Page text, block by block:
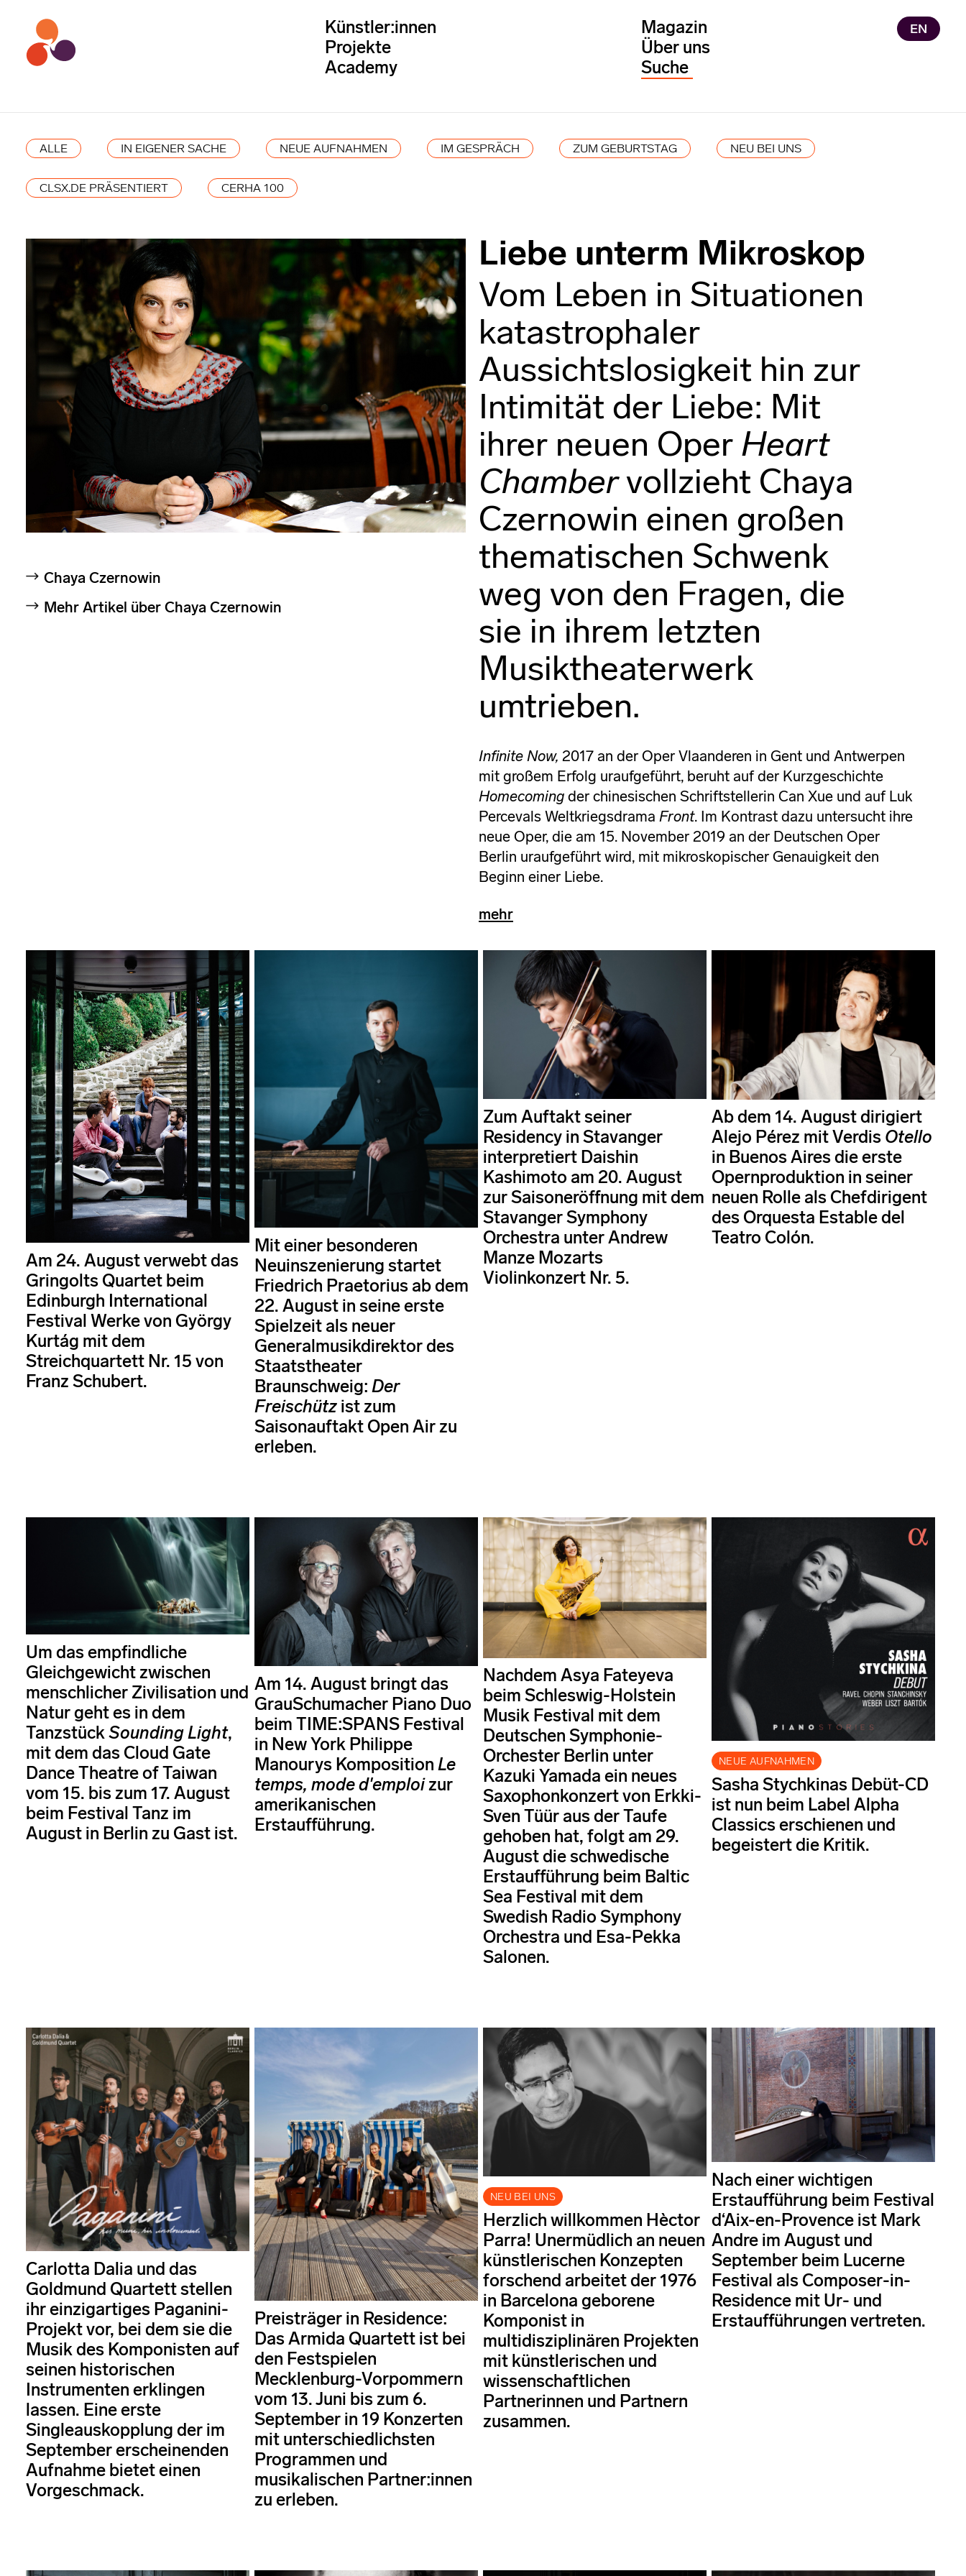
Künstler:innen
Projekte
Academy
Magazin
Über uns
EN
ALLE IN EIGENER SACHE NEUE AUFNAHMEN IM GESPRÄCH ZUM GEBURTSTAG NEU BEI UNS
CLSX.DE PRÄSENTIERT CERHA 100
Chaya Czernowin
Mehr Artikel über Chaya Czernowin
Liebe unterm Mikroskop
Vom Leben in Situationen
katastrophaler
Aussichtslosigkeit hin zur
Intimität der Liebe: Mit
ihrer neuen Oper Heart
Chambervollzieht Chaya
Czernowin einen großen
thematischen Schwenk
weg von den Fragen, die
sie in ihrem letzten
Musiktheaterwerk
umtrieben.
Infinite Now, 2017 an der Oper Vlaanderen in Gent und Antwerpen
mit großem Erfolg uraufgeführt, beruht auf der Kurzgeschichte
Homecoming der chinesischen Schriftstellerin Can Xue und auf Luk
Percevals Weltkriegsdrama Front. Im Kontrast dazu untersucht ihre
neue Oper, die am 15. November 2019 an der Deutschen Oper
Berlin uraufgeführt wird, mit mikroskopischer Genauigkeit den
Beginn einer Liebe.
mehr
Am 24. August verwebt das
Gringolts Quartet beim
Edinburgh International
Festival Werke von György
Kurtág mit dem
Streichquartett Nr. 15 von
Franz Schubert.
Mit einer besonderen
Neuinszenierung startet
Friedrich Praetorius ab dem
22. August in seine erste
Spielzeit als neuer
Generalmusikdirektor des
Staatstheater
Braunschweig: Der
Freischütz ist zum
Saisonauftakt Open Air zu
erleben.
Zum Auftakt seiner
Residency in Stavanger
interpretiert Daishin
Kashimoto am 20. August
zur Saisoneröffnung mit dem
Stavanger Symphony
Orchestra unter Andrew
Manze Mozarts
Violinkonzert Nr. 5.
Ab dem 14. August dirigiert
Alejo Pérez mit Verdis Otello
in Buenos Aires die erste
Opernproduktion in seiner
neuen Rolle als Chefdirigent
des Orquesta Estable del
Teatro Colón.
Um das empfindliche
Gleichgewicht zwischen
menschlicher Zivilisation und
Natur geht es in dem
TanzstückSounding Light,
mit dem das Cloud Gate
Dance Theatre of Taiwan
vom 15. bis zum 17. August
beim Festival Tanz im
August in Berlin zu Gast ist.
Am 14. August bringt das
GrauSchumacher Piano Duo
beim TIME:SPANS Festival
in New York Philippe
Manourys Komposition Le
temps, mode d'emploizur
amerikanischen
Erstaufführung.
Nachdem Asya Fateyeva
beim Schleswig-Holstein
Musik Festival mit dem
Deutschen Symphonie-
Orchester Berlin unter
Kazuki Yamada ein neues
Saxophonkonzert von Erkki-
Sven Tüür aus der Taufe
gehoben hat, folgt am 29.
August die schwedische
Erstaufführung beim Baltic
Sea Festival mit dem
Swedish Radio Symphony
Orchestra und Esa-Pekka
Salonen.
NEUE AUFNAHMEN
Sasha Stychkinas Debüt-CD
ist nun beim Label Alpha
Classics erschienen und
begeistert die Kritik.
Carlotta Dalia und das
Goldmund Quartett stellen
ihr einzigartiges Paganini-
Projekt vor, bei dem sie die
Musik des Komponisten auf
seinen historischen
Instrumenten erklingen
lassen. Eine erste
Singleauskopplung der im
September erscheinenden
Aufnahme bietet einen
Vorgeschmack.
Preisträger in Residence:
Das Armida Quartett ist bei
den Festspielen
Mecklenburg-Vorpommern
vom 13. Juni bis zum 6.
September in 19 Konzerten
mit unterschiedlichsten
Programmen und
musikalischen Partner:innen
zu erleben.
NEU BEI UNS
Herzlich willkommen Hèctor
Parra! Unermüdlich an neuen
künstlerischen Konzepten
forschend arbeitet der 1976
in Barcelona geborene
Komponist in
multidisziplinären Projekten
mit künstlerischen und
wissenschaftlichen
Partnerinnen und Partnern
zusammen.
Nach einer wichtigen
Erstaufführung beim Festival
d‘Aix-en-Provence ist Mark
Andre im August und
September beim Lucerne
Festival als Composer-in-
Residence mit Ur- und
Erstaufführungen vertreten.